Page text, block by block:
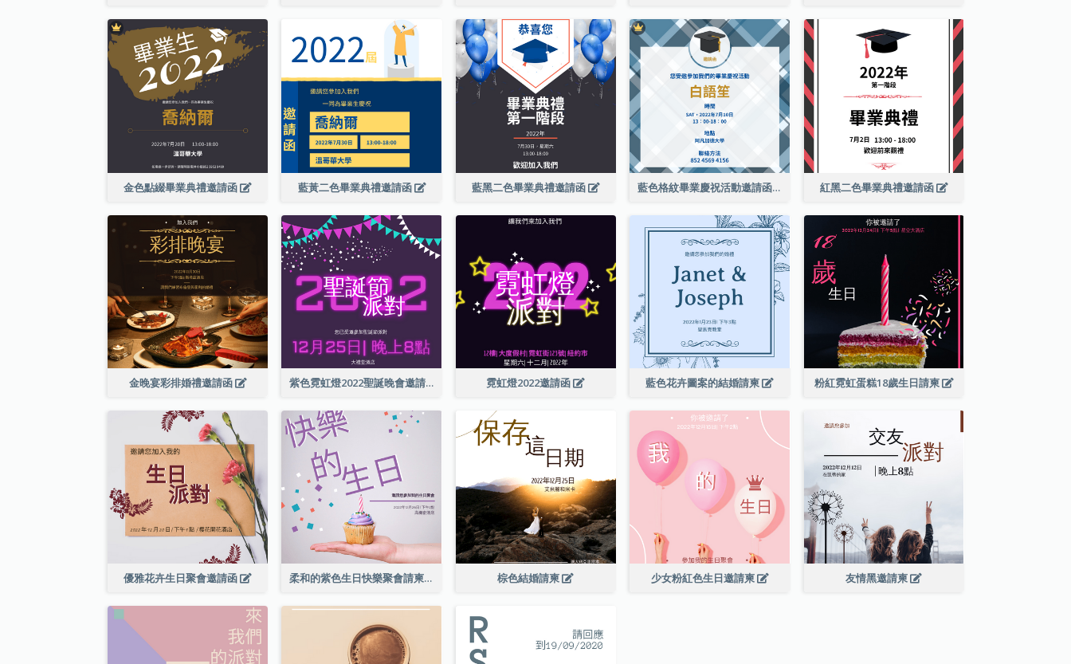
金色點綴畢業典禮邀請函 藍黃二色畢業典禮邀請函 藍黑二色畢業典禮邀請函 藍色格紋畢業慶祝活動邀請函 紅黑二色畢業典禮邀請函
金晚宴彩排婚禮邀請函 紫色霓虹燈2022聖誕晚會邀請函 霓虹燈2022邀請函 藍色花卉圖案的結婚請柬 粉紅霓虹蛋糕18歲生日請柬
優雅花卉生日聚會邀請函 柔和的紫色生日快樂聚會請柬 棕色結婚請柬 少女粉紅色生日邀請柬 友情黑邀請柬